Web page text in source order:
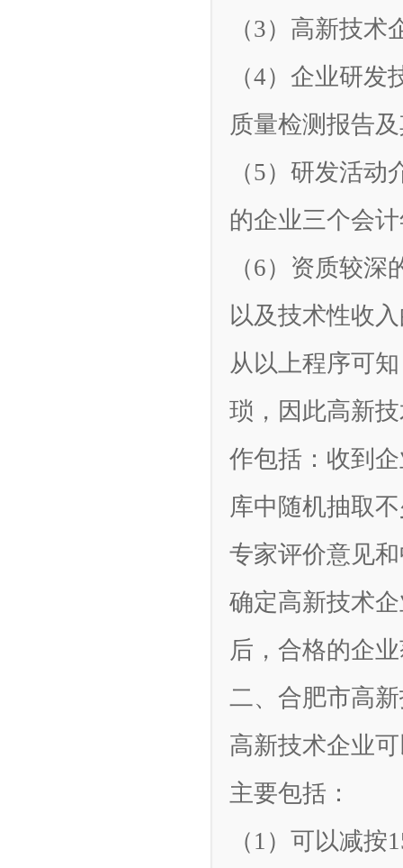
（3）高新技
（4）企业研
质量检测报告
（5）研发活
的企业三个会
（6）资质较
以及技术性收
从以上程序可
琐，因此高新
作包括：收到
库中随机抽取
专家评价意见
确定高新技术
后，合格的企
二、合肥市高
高新技术企业
主要包括：
（1）可以减